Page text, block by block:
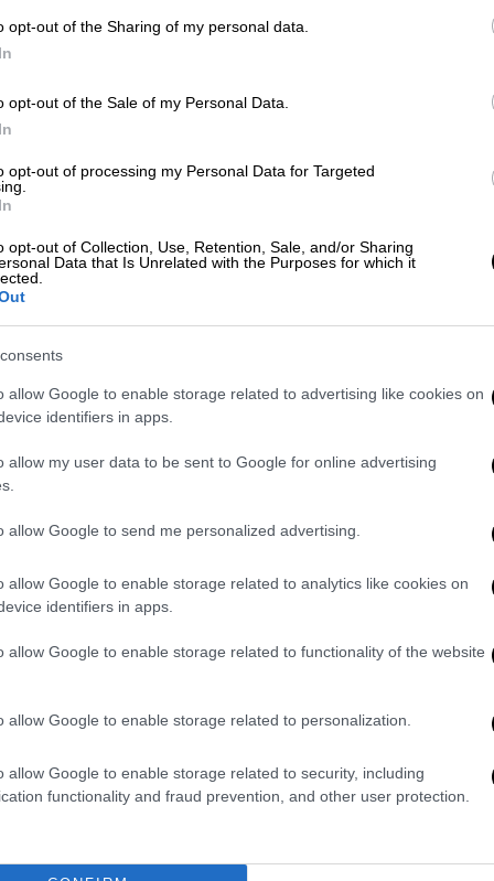
opt-out of the Sharing of my personal data.
opt-out of the Sale of my Personal Data.
opt-out of processing my Personal Data for Targeted
opt-out of Collection, Use, Retention, Sale, and/or Sharing
Data that Is Unrelated with the Purposes for which it
allow Google to enable storage related to advertising like cookies on
identifiers in apps.
allow my user data to be sent to Google for online advertising
allow Google to send me personalized advertising.
allow Google to enable storage related to analytics like cookies on
identifiers in apps.
allow Google to enable storage related to functionality of the website
allow Google to enable storage related to personalization.
allow Google to enable storage related to security, including
functionality and fraud prevention, and other user protection.
το δικαίωμα ενημέρωσης των
της ΑΔΑΕ. Το μεν πρώτο μπορεί
όπως έγινε πρόσφατα με τον Ν.
και ειδικά η προβλεπόμενη τριετία,
ότου κριθεί αντισυνταγματική ή και
των Δικαιωμάτων του Ανθρώπου,
της ΑΔΑΕ απονέμεται σε αυτήν
19 §2) και η έκτασή της δεν μπορεί να
τον νομοθέτη. Αρμόδια κατά το Σύνταγμα
δεν έχει απλώς τη δυνατότητα αλλά
τους παρόχους και κάθε άλλον
κάνουν καλά τη δουλειά τους. Και τούτο
κατόπιν καταγγελίας και χωρίς να μπορεί
ακόμη και για λόγους εθνικής
του θιγομένου, ύστερα από αίτησή του,
αποβλέπει στην τήρηση της
θέλησε ο συνταγματικός νομοθέτης και η
ότι δηλαδή ο εκάστοτε
το δοκούν την έκταση της ελεγκτικής
παραμικρό έρεισμα.
δίκης ενώπιον του Συμβουλίου
των θιγομένων, η έκδοση της
διότι, όπως έχει αποφανθεί
Πάγου, Γνωμοδοτήσεις δεν εκδίδονται
ήδη ή πρόκειται να
αρχές». Και τούτο, «προς αποφυγή
10/2018, 15/2021 και 3/2022). Για
εκκρεμών δικών έχουν